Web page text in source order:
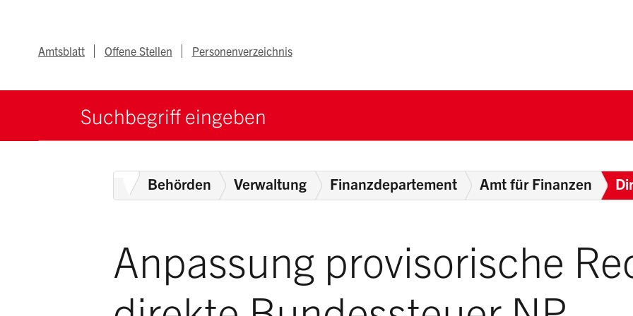
Metanav
Amtsblatt Offene Stellen Personenverzeichnis
Suchbegriff
HomeBehörden Verwaltung Finanzdepartement Amt für Finanzen
Anpassung provisorische